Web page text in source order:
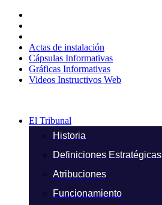
contenido
Actas de instalación
Cápsulas Informativas
Gráficas Informativas
Videos Instructivos Web
El Tribunal
Historia
Definiciones Estratégicas
Atribuciones
Funcionamiento